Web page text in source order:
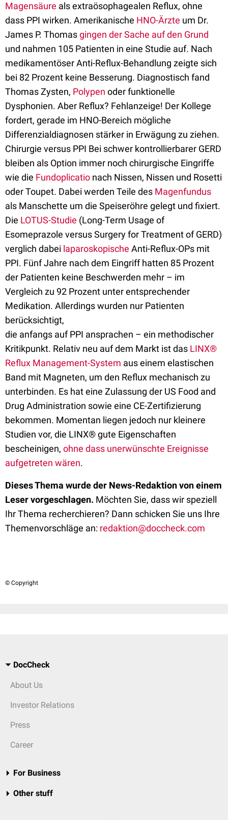
Magensäure als extraösophagealen Reflux, ohne
dass PPI wirken. Amerikanische HNO-Ärzte um Dr.
James P. Thomasgingen der Sache auf den Grund
und nahmen 105 Patienten in eine Studie auf. Nach
medikamentöser Anti-Reflux-Behandlung zeigte sich
bei 82 Prozent keine Besserung. Diagnostisch fand
Thomas Zysten, Polypen oder funktionelle
Dysphonien. Aber Reflux? Fehlanzeige! Der Kollege
fordert, gerade im HNO-Bereich mögliche
Differenzialdiagnosen stärker in Erwägung zu ziehen.
Chirurgie versus PPI Bei schwer kontrollierbarer GERD
bleiben als Option immer noch chirurgische Eingriffe
wie die Fundoplicatio nach Nissen, Nissen und Rosetti
oder Toupet. Dabei werden Teile des Magenfundus
als Manschette um die Speiseröhre gelegt und fixiert.
Die LOTUS-Studie (Long-Term Usage of
Esomeprazole versus Surgery for Treatment of GERD)
verglich dabei laparoskopische Anti-Reflux-OPs mit
PPI. Fünf Jahre nach dem Eingriff hatten 85 Prozent
der Patienten keine Beschwerden mehr – im
Vergleich zu 92 Prozent unter entsprechender
Medikation. Allerdings wurden nur Patienten
berücksichtigt,
die anfangs auf PPI ansprachen – ein methodischer
Kritikpunkt. Relativ neu auf dem Markt ist das LINX®
Reflux Management-System aus einem elastischen
Band mit Magneten, um den Reflux mechanisch zu
unterbinden. Es hat eine Zulassung der US Food and
Drug Administration sowie eine CE-Zertifizierung
bekommen. Momentan liegen jedoch nur kleinere
Studien vor, die LINX® gute Eigenschaften
bescheinigen, ohne dass unerwünschte Ereignisse
aufgetreten wären.
Dieses Thema wurde der News-Redaktion von einem
Leser vorgeschlagen. Möchten Sie, dass wir speziell
Ihr Thema recherchieren? Dann schicken Sie uns Ihre
Themenvorschläge an: redaktion@doccheck.com
© Copyright
DocCheck
About Us
Investor Relations
Press
Career
For Business
Other stuff